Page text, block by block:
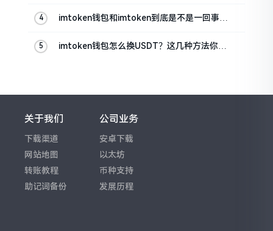
imtoken钱包和imtoken到底是不是一回事？
imtoken钱包怎么换USDT？这几种方法你得
关于我们
下载渠道
网站地图
转账教程
助记词备份
公司业务
安卓下载
以太坊
币种支持
发展历程